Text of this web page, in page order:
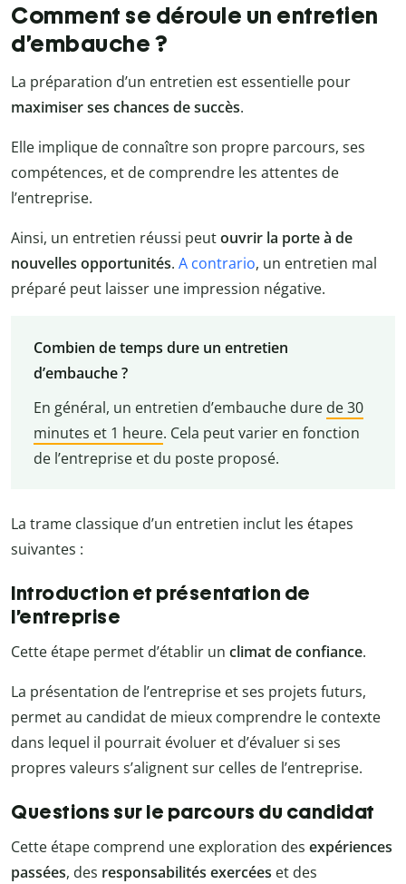
Comment se déroule un entretien
d’embauche ?
La préparation d’un entretien est essentielle pour
maximiser ses chances de succès.
Elle implique de connaître son propre parcours, ses
compétences, et de comprendre les attentes de
l’entreprise.
Ainsi, un entretien réussi peutouvrir la porte à de
nouvelles opportunités. A contrario, un entretien mal
préparé peut laisser une impression négative.
Combien de temps dure un entretien
d’embauche ?
En général, un entretien d’embauche dure de 30
minutes et 1 heure. Cela peut varier en fonction
de l’entreprise et du poste proposé.
La trame classique d’un entretien inclut les étapes
suivantes :
Introduction et présentation de
l’entreprise
Cette étape permet d’établir un climat de confiance.
La présentation de l’entreprise et ses projets futurs,
permet au candidat de mieux comprendre le contexte
dans lequel il pourrait évoluer et d’évaluer si ses
propres valeurs s’alignent sur celles de l’entreprise.
Questions sur le parcours du candidat
Cette étape comprend une exploration des expériences
passées, des responsabilités exercées et des